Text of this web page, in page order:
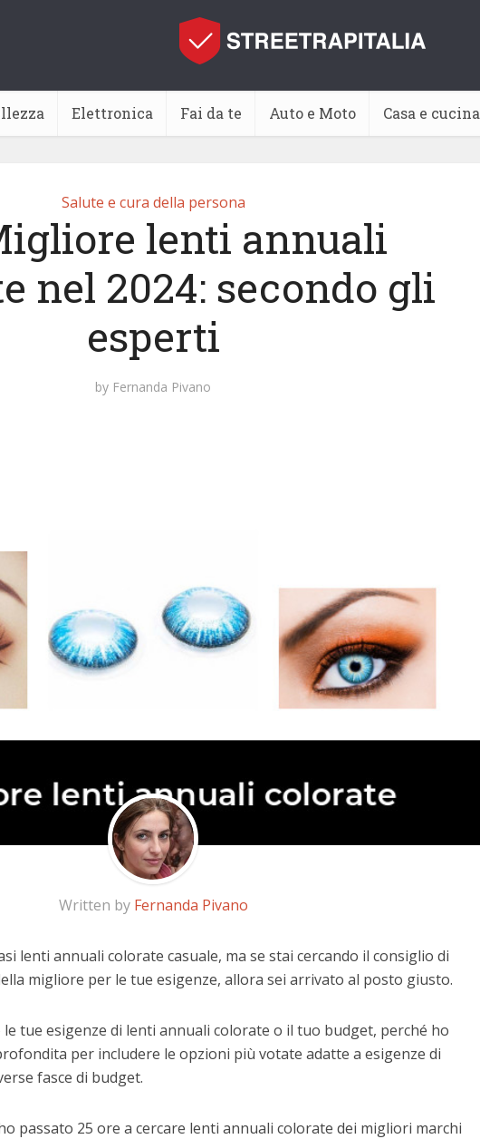
Elettronica Fai da te Auto e Moto Casa e cucina
Salute e cura della persona
lenti annuali
nel 2024: secondo gli
esperti
by Fernanda Pivano
Written by Fernanda Pivano
lenti annuali colorate casuale, ma se stai cercando il consiglio di
migliore per le tue esigenze, allora sei arrivato al posto giusto.
tue esigenze di lenti annuali colorate o il tuo budget, perché ho
per includere le opzioni più votate adatte a esigenze di
fasce di budget.
passato 25 ore a cercare lenti annuali colorate dei migliori marchi